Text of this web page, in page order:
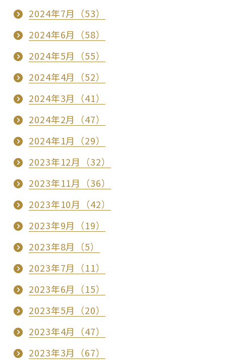
2024年7月（53）
2024年6月（58）
2024年5月（55）
2024年4月（52）
2024年3月（41）
2024年2月（47）
2024年1月（29）
2023年12月（32）
2023年11月（36）
2023年10月（42）
2023年9月（19）
2023年8月（5）
2023年7月（11）
2023年6月（15）
2023年5月（20）
2023年4月（47）
2023年3月（67）